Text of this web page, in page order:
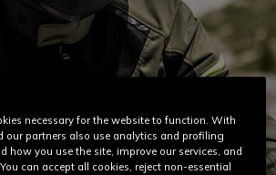
necessary for the website to function. With
our partners also use analytics and profiling
how you use the site, improve our services, and
can accept all cookies, reject non-essential